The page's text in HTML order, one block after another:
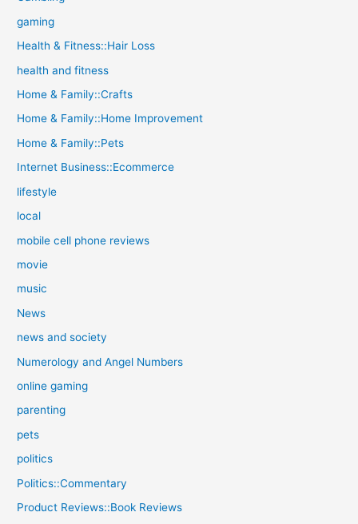
gaming
Health & Fitness::Hair Loss
health and fitness
Home & Family::Crafts
Home & Family::Home Improvement
Home & Family::Pets
Internet Business::Ecommerce
lifestyle
local
mobile cell phone reviews
movie
music
News
news and society
Numerology and Angel Numbers
online gaming
parenting
pets
politics
Politics::Commentary
Product Reviews::Book Reviews